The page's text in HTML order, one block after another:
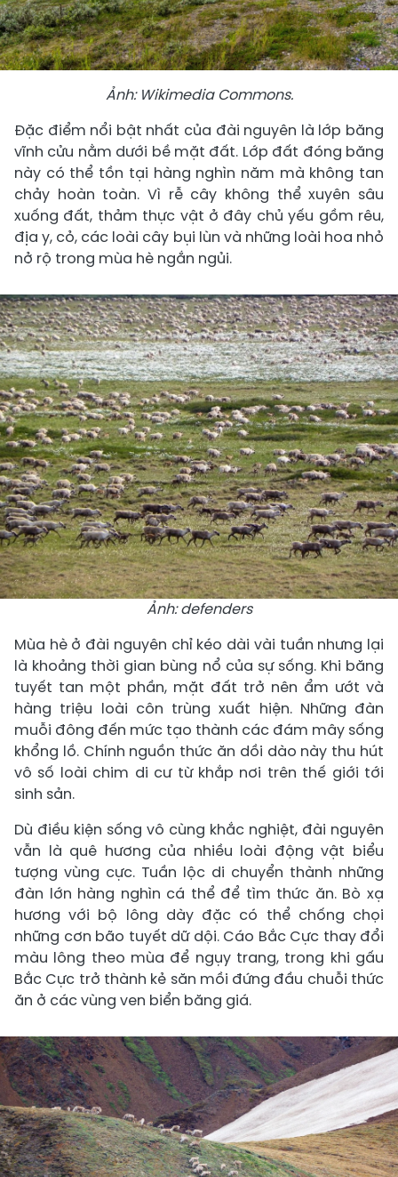
Ảnh: Wikimedia Commons.
Đặc điểm nổi bật nhất của đài nguyên là lớp băng
vĩnh cửu nằm dưới bề mặt đất. Lớp đất đóng băng
này có thể tồn tại hàng nghìn năm mà không tan
chảy hoàn toàn. Vì rễ cây không thể xuyên sâu
xuống đất, thảm thực vật ở đây chủ yếu gồm rêu,
địa y, cỏ, các loài cây bụi lùn và những loài hoa nhỏ
nở rộ trong mùa hè ngắn ngủi.
Ảnh: defenders
Mùa hè ở đài nguyên chỉ kéo dài vài tuần nhưng lại
là khoảng thời gian bùng nổ của sự sống. Khi băng
tuyết tan một phần, mặt đất trở nên ẩm ướt và
hàng triệu loài côn trùng xuất hiện. Những đàn
muỗi đông đến mức tạo thành các đám mây sống
khổng lồ. Chính nguồn thức ăn dồi dào này thu hút
vô số loài chim di cư từ khắp nơi trên thế giới tới
sinh sản.
Dù điều kiện sống vô cùng khắc nghiệt, đài nguyên
vẫn là quê hương của nhiều loài động vật biểu
tượng vùng cực. Tuần lộc di chuyển thành những
đàn lớn hàng nghìn cá thể để tìm thức ăn. Bò xạ
hương với bộ lông dày đặc có thể chống chọi
những cơn bão tuyết dữ dội. Cáo Bắc Cực thay đổi
màu lông theo mùa để ngụy trang, trong khi gấu
Bắc Cực trở thành kẻ săn mồi đứng đầu chuỗi thức
ăn ở các vùng ven biển băng giá.